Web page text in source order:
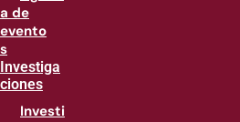
a de
evento
s
Investiga
ciones
Investi